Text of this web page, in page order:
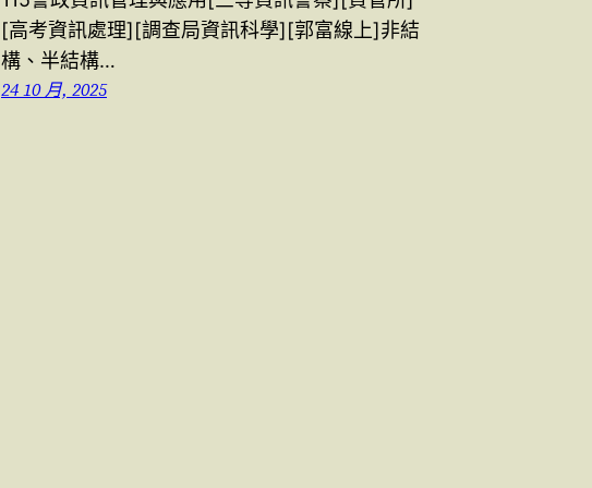
[高考資訊處理][調查局資訊科學][郭富線上]非結
構、半結構…
24 10 月, 2025